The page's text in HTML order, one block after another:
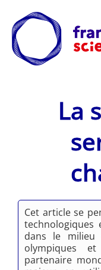
La
Cet article se
technologiques
dans le milieu
olympiques
partenaire